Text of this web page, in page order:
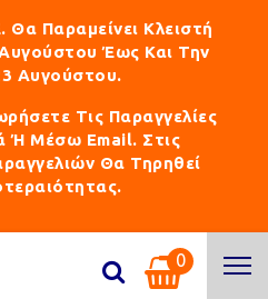
Θα Παραμείνει Κλειστή
Έως Και Την
Αυγούστου.
Τις Παραγγελίες
Ή Μέσω Email. Στις
Θα Τηρηθεί
0